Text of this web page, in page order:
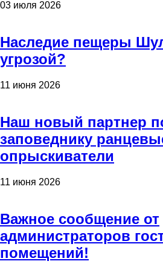
03 июля 2026
Наследие пещеры
угрозой?
11 июня 2026
Наш новый партнер
заповеднику
опрыскиватели
11 июня 2026
Важное сообщение от
администраторов
помещений!